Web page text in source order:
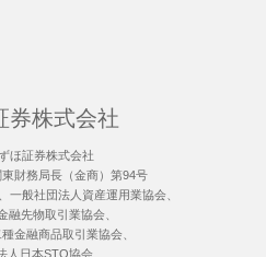
券株式会社
ほ証券株式会社
財務局長（金商）第94号
一般社団法人資産運用業協会、
融先物取引業協会、
金融商品取引業協会、
人日本STO協会